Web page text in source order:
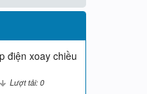
điện xoay chiều
Lượt tải: 0